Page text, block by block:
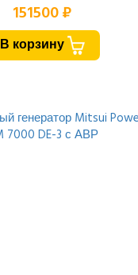
151500 ₽
В корзину